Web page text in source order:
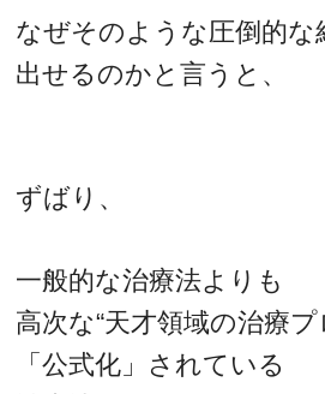
なぜそのような圧倒的な
出せるのかと言うと、
ずばり、
一般的な治療法よりも
高次な“天才領域の治療プ
「公式化」されている